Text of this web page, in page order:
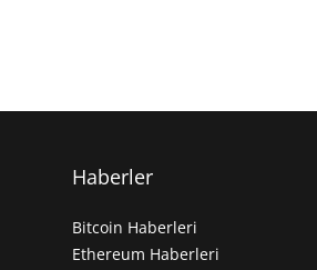
Haberler
Bitcoin Haberleri
Ethereum Haberleri